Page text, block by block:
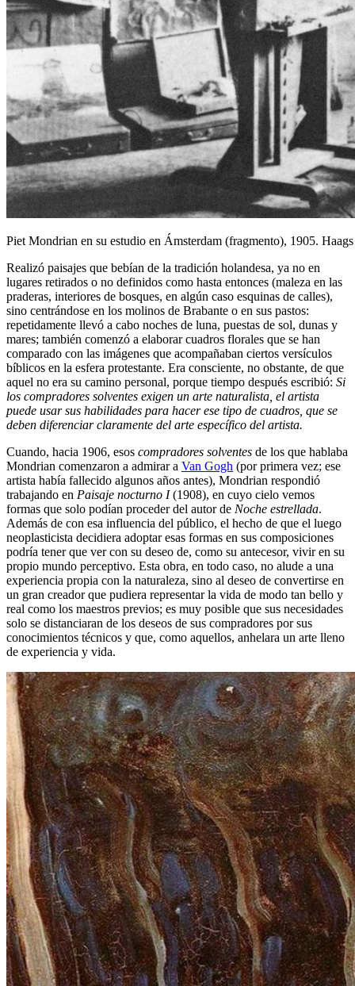
Piet Mondrian en su estudio en Ámsterdam (fragmento), 1905.
Realizó paisajes que bebían de la tradición holandesa, ya no en
lugares retirados o no definidos como hasta entonces (maleza en las
praderas, interiores de bosques, en algún caso esquinas de calles),
sino centrándose en los molinos de Brabante o en sus pastos:
repetidamente llevó a cabo noches de luna, puestas de sol, dunas y
mares; también comenzó a elaborar cuadros florales que se han
comparado con las imágenes que acompañaban ciertos versículos
bíblicos en la esfera protestante. Era consciente, no obstante, de que
aquel no era su camino personal, porque tiempo después escribió: Si
los compradores solventes exigen un arte naturalista, el artista
puede usar sus habilidades para hacer ese tipo de cuadros, que se
deben diferenciar claramente del arte específico del artista.
Cuando, hacia 1906, esos compradores solventes de los que hablaba
Mondrian comenzaron a admirar a Van Gogh (por primera vez; ese
artista había fallecido algunos años antes), Mondrian respondió
trabajando en Paisaje nocturno I(1908), en cuyo cielo vemos
formas que solo podían proceder del autor de Noche estrellada.
Además de con esa influencia del público, el hecho de que el luego
neoplasticista decidiera adoptar esas formas en sus composiciones
podría tener que ver con su deseo de, como su antecesor, vivir en su
propio mundo perceptivo. Esta obra, en todo caso, no alude a una
experiencia propia con la naturaleza, sino al deseo de convertirse en
un gran creador que pudiera representar la vida de modo tan bello y
real como los maestros previos; es muy posible que sus necesidades
solo se distanciaran de los deseos de sus compradores por sus
conocimientos técnicos y que, como aquellos, anhelara un arte lleno
de experiencia y vida.